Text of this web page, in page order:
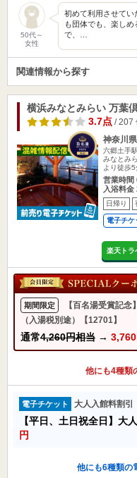
50代～
女性
初めて利用させてい
も団体でも、楽し
で、…
関連情報から探す
横浜みなとみらい 万葉
3.7点/ 207
神奈川
六郷土手
みなとみ
より徒歩5
営業時間
入浴料金
日帰り
電子チケ
楽天トラ
期間限定
【百名湯受賞記
（入湯税別途）【12701】
通常4,260円相当 → 3,760
他にも4種類
電子チケット 大人入館料割引
【平日、土日祝全日】大
円
他にも6種類の